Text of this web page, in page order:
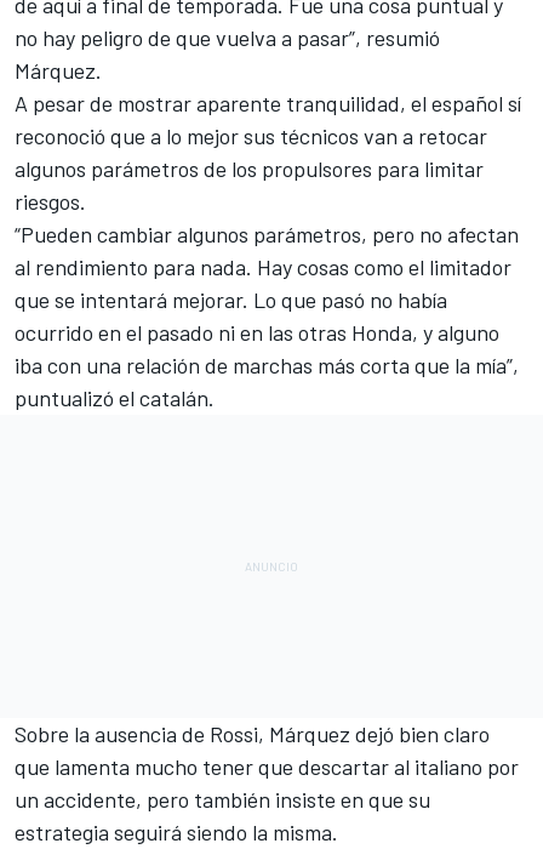
no hay peligro de que vuelva a pasar”, resumió
Márquez.
A pesar de mostrar aparente tranquilidad, el español sí
reconoció que a lo mejor sus técnicos van a retocar
algunos parámetros de los propulsores para limitar
riesgos.
“Pueden cambiar algunos parámetros, pero no afectan
al rendimiento para nada. Hay cosas como el limitador
que se intentará mejorar. Lo que pasó no había
ocurrido en el pasado ni en las otras Honda, y alguno
iba con una relación de marchas más corta que la mía”,
puntualizó el catalán.
Sobre la ausencia de Rossi, Márquez dejó bien claro
que lamenta mucho tener que descartar al italiano por
un accidente, pero también insiste en que su
estrategia seguirá siendo la misma.